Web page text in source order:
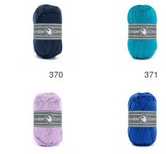
370 371